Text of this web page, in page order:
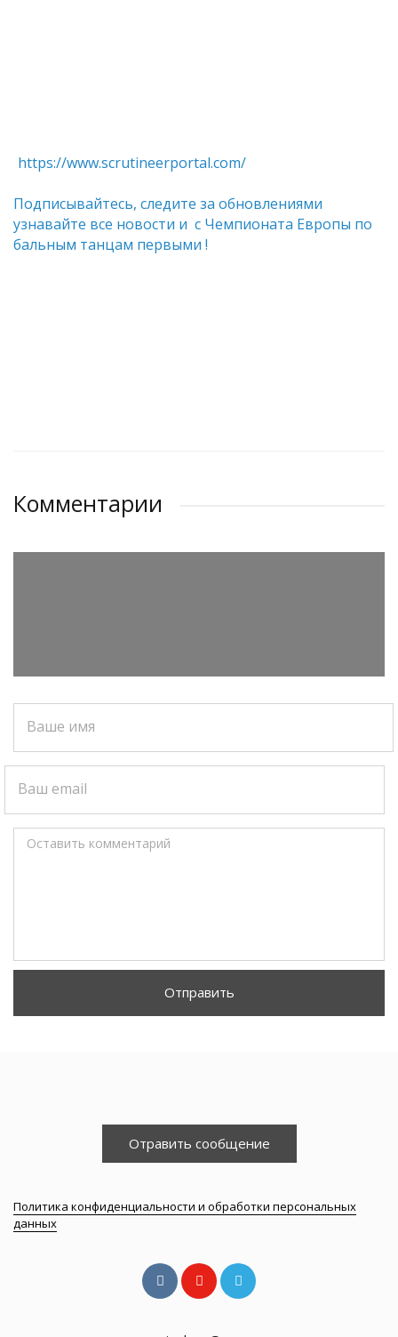
https://www.scrutineerportal.com/
Подписывайтесь, следите за обновлениями
узнавайте все новости и с Чемпионата Европы по
бальным танцам первыми !
Комментарии
Ваше имя
Ваш email
Оставить комментарий
Отправить
Отравить сообщение
Политика конфиденциальности и обработки персональных
данных